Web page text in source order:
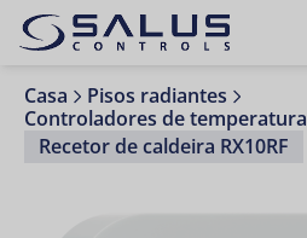
Casa
Pisos radiantes
Controladores de temperatura
Recetor de caldeira RX10RF